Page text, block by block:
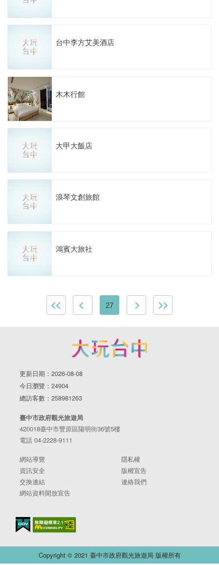
台中李方艾美酒店
木木行館
大甲大飯店
浪琴文創旅館
鴻賓大旅社
27
更新日期：2026-08-08
今日瀏覽：24904
總訪客數：258981263
臺中市政府觀光旅遊局
420018臺中市豐原區陽明街36號5樓
電話 04-2228-9111
網站導覽
隱私權
資訊安全
版權宣告
交換連結
連絡我們
網站資料開放宣告
Copyright © 2021 臺中市政府觀光旅遊局 版權所有